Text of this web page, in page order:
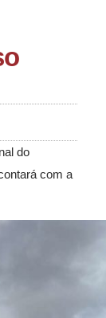
do
com a